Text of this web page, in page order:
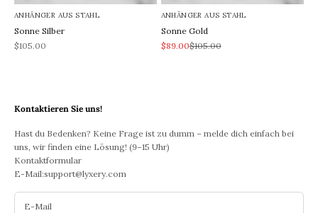
ANHÄNGER AUS STAHL
Sonne Silber
REA-pris
$105.00
ANHÄNGER AUS STAHL
Sonne Gold
REA-pris
$89.00Pris
$105.00
Kontaktieren Sie uns!
Hast du Bedenken? Keine Frage ist zu dumm – melde dich einfach bei
uns, wir finden eine Lösung! (9–15 Uhr)
Kontaktformular
E-Mail:support@lyxery.com